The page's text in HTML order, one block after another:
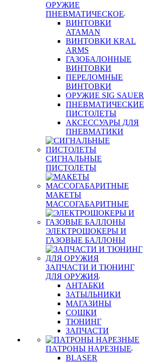
ОРУЖИЕ
ПНЕВМАТИЧЕСКОЕ
ВИНТОВКИ
ATAMAN
ВИНТОВКИ KRAL
ARMS
ГАЗОБАЛОННЫЕ
ВИНТОВКИ
ПЕРЕЛОМНЫЕ
ВИНТОВКИ
ОРУЖИЕ SIG SAUER
ПНЕВМАТИЧЕСКИЕ
ПИСТОЛЕТЫ
АКСЕССУАРЫ ДЛЯ
ПНЕВМАТИКИ
СИГНАЛЬНЫЕ
ПИСТОЛЕТЫ
МАКЕТЫ
МАССОГАБАРИТНЫЕ
ЭЛЕКТРОШОКЕРЫ И
ГАЗОВЫЕ БАЛЛОНЫ
ЗАПЧАСТИ И ТЮНИНГ
ДЛЯ ОРУЖИЯ
АНТАБКИ
ЗАТЫЛЬНИКИ
МАГАЗИНЫ
СОШКИ
ТЮНИНГ
ЗАПЧАСТИ
ПАТРОНЫ НАРЕЗНЫЕ
BLASER